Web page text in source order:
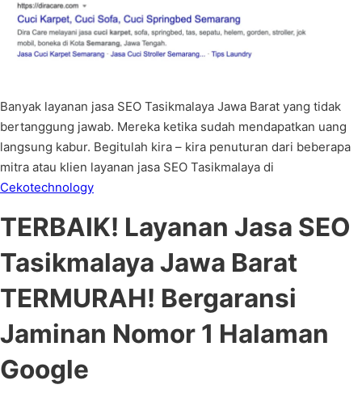
Banyak layanan jasa SEO Tasikmalaya Jawa Barat yang tidak
bertanggung jawab. Mereka ketika sudah mendapatkan uang
langsung kabur. Begitulah kira – kira penuturan dari beberapa
mitra atau klien layanan jasa SEO Tasikmalaya di
Cekotechnology
TERBAIK! Layanan Jasa SEO
Tasikmalaya Jawa Barat
TERMURAH! Bergaransi
Jaminan Nomor 1 Halaman
Google